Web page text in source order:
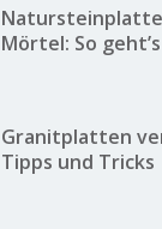
Mörtel: So
Granitplatten
Tipps und Tricks